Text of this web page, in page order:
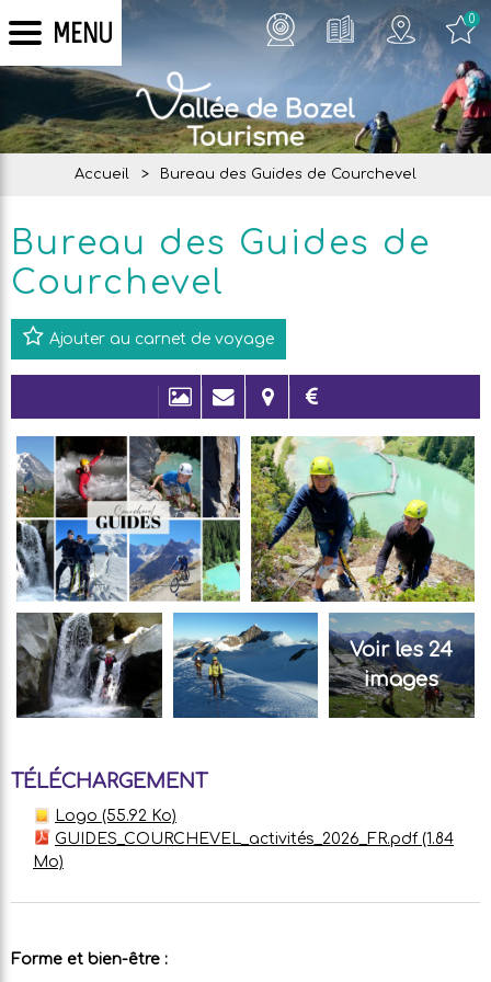
MENU 0
Accueil > Bureau des Guides de Courchevel
Bureau des Guides de
Courchevel
Ajouter au carnet de voyage
Voir les 24
images
TÉLÉCHARGEMENT
Logo (55.92 Ko)
GUIDES_COURCHEVEL_activités_2026_FR.pdf (1.84
Mo)
Forme et bien-être :